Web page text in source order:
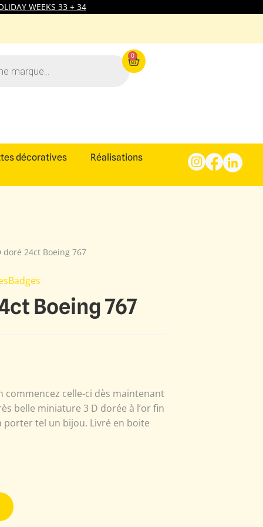
WEEKS 33 + 34
0
décoratives Réalisations
doré 24ct Boeing 767
Boeing 767
celle-ci dès maintenant
belle miniature 3 D dorée à l’or fin
porter tel un bijou. Livré en boite